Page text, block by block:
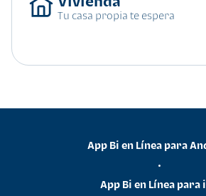
Tu casa propia te espera
App Bi en Línea para
•
App Bi en Línea para